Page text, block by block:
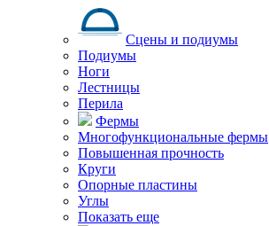
Сцены и подиумы
Подиумы
Ноги
Лестницы
Перила
Фермы
Многофункциональные фермы
Повышенная прочность
Круги
Опорные пластины
Углы
Показать еще